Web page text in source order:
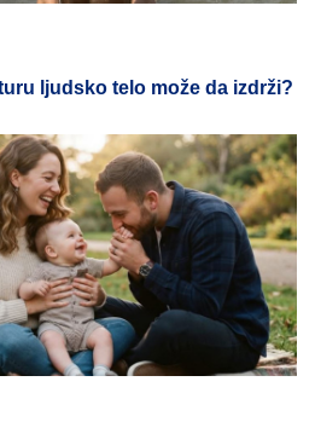
ljudsko telo može da izdrži?